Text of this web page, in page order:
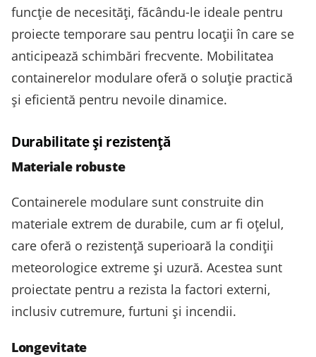
funcție de necesități, făcându-le ideale pentru
proiecte temporare sau pentru locații în care se
anticipează schimbări frecvente. Mobilitatea
containerelor modulare oferă o soluție practică
și eficientă pentru nevoile dinamice.
Durabilitate și rezistență
Materiale robuste
Containerele modulare sunt construite din
materiale extrem de durabile, cum ar fi oțelul,
care oferă o rezistență superioară la condiții
meteorologice extreme și uzură. Acestea sunt
proiectate pentru a rezista la factori externi,
inclusiv cutremure, furtuni și incendii.
Longevitate